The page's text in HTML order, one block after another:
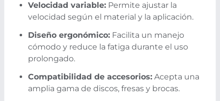
Velocidad variable: Permite ajustar la
velocidad según el material y la aplicación.
Diseño ergonómico: Facilita un manejo
cómodo y reduce la fatiga durante el uso
prolongado.
Compatibilidad de accesorios: Acepta una
amplia gama de discos, fresas y brocas.